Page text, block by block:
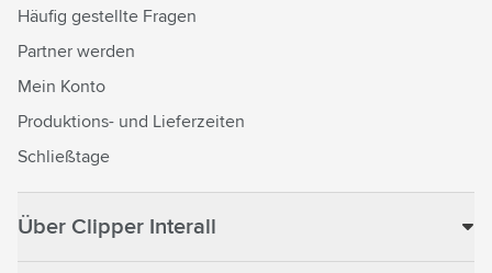
Häufig gestellte Fragen
Partner werden
Mein Konto
Produktions- und Lieferzeiten
Schließtage
Über Clipper Interall